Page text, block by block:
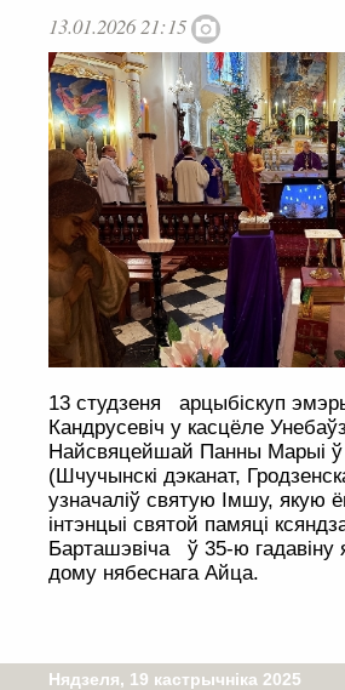
13.01.2026 21:15
13 студзеня арцыбіскуп
Кандрусевіч у касцёле
Найсвяцейшай Панны Марыі
(Шчучынскі дэканат,
узначаліў святую Імшу, якую
інтэнцыі святой памяці
Барташэвіча ў 35-ю гадавіну
дому нябеснага Айца.
Нядзеля, 19 кастрычніка 2025